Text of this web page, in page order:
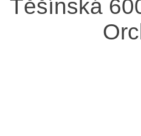
Těšínská